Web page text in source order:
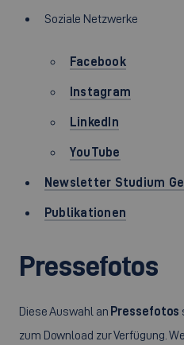
Soziale Netzwerke
Facebook
Instagram
LinkedIn
YouTube
Newsletter Studium
Publikationen
Pressefotos
Diese Auswahl an Pressefotos
zum Download zur Verfügung.